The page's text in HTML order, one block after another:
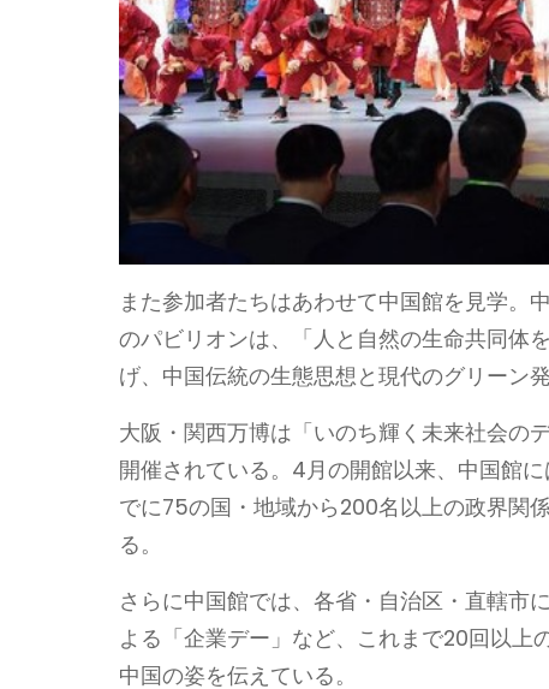
また参加者たちはあわせて中国館を見学。
のパビリオンは、「人と自然の生命共同
げ、中国伝統の生態思想と現代のグリーン
大阪・関西万博は「いのち輝く未来社会の
開催されている。4月の開館以来、中国館
でに75の国・地域から200名以上の政界関
る。
さらに中国館では、各省・自治区・直轄市
よる「企業デー」など、これまで20回以上
中国の姿を伝えている。